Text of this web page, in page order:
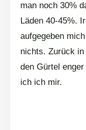
man noch 30%
Läden 40-45%.
aufgegeben
nichts. Zurück
den Gürtel
ich ich mir.